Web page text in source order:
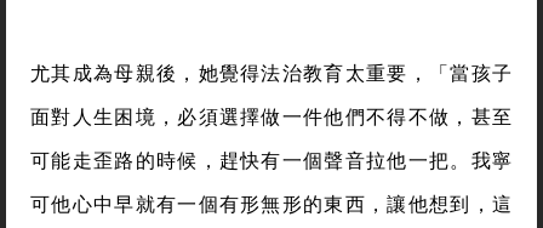
尤其成為母親後，她覺得法治教育太重要，「當孩子
面對人生困境，必須選擇做一件他們不得不做，甚至
可能走歪路的時候，趕快有一個聲音拉他一把。我寧
可他心中早就有一個有形無形的東西，讓他想到，這